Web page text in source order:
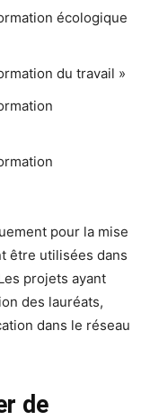
écologique
du travail »
pour la mise
être utilisées dans
projets ayant
des lauréats,
dans le réseau
de